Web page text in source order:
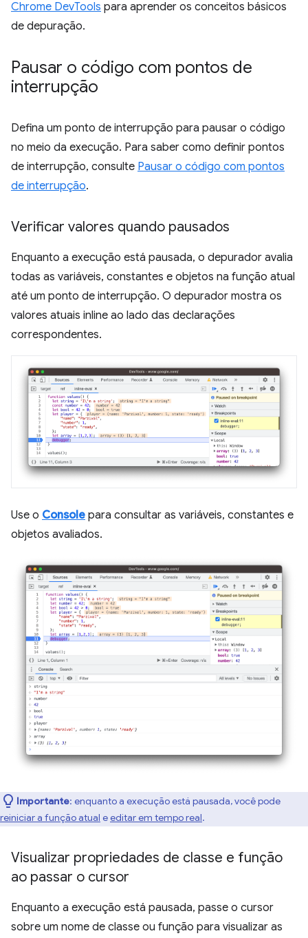
Chrome DevTools para aprender os conceitos básicos
de depuração.
Pausar o código com pontos de
interrupção
Defina um ponto de interrupção para pausar o código
no meio da execução. Para saber como definir pontos
de interrupção, consulte Pausar o código com pontos
de interrupção.
Verificar valores quando pausados
Enquanto a execução está pausada, o depurador avalia
todas as variáveis, constantes e objetos na função atual
até um ponto de interrupção. O depurador mostra os
valores atuais inline ao lado das declarações
correspondentes.
Use o Console para consultar as variáveis, constantes e
objetos avaliados.
Importante: enquanto a execução está pausada, você pode
reiniciar a função atual eeditar em tempo real.
Visualizar propriedades de classe e função
ao passar o cursor
Enquanto a execução está pausada, passe o cursor
sobre um nome de classe ou função para visualizar as